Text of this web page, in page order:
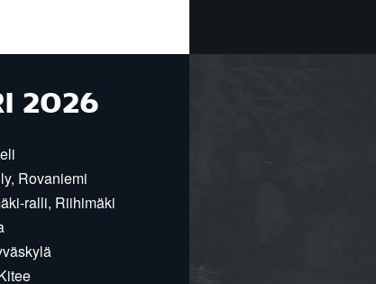
2026
Rovaniemi
ralli, Riihimäki